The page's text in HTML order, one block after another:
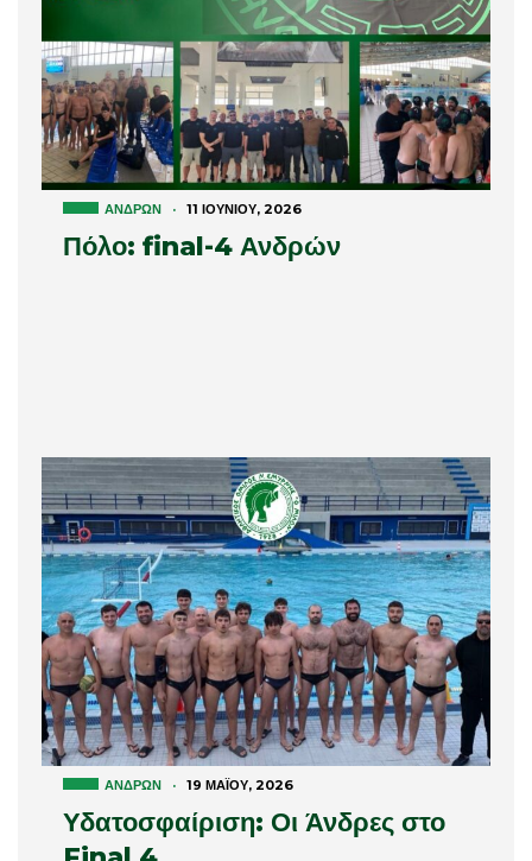
ΑΝΔΡΏΝ · 11 ΙΟΥΝΊΟΥ, 2026
Πόλο: final-4 Ανδρών
ΑΝΔΡΏΝ · 19 ΜΑΪ́ΟΥ, 2026
Υδατοσφαίριση: Οι Άνδρες στο